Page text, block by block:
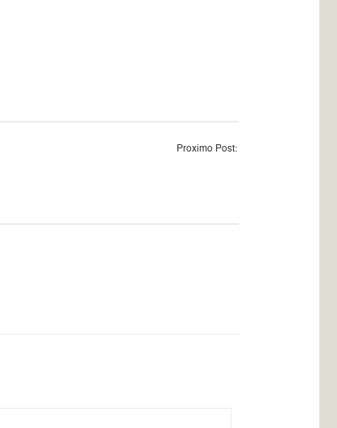
Proximo Post: